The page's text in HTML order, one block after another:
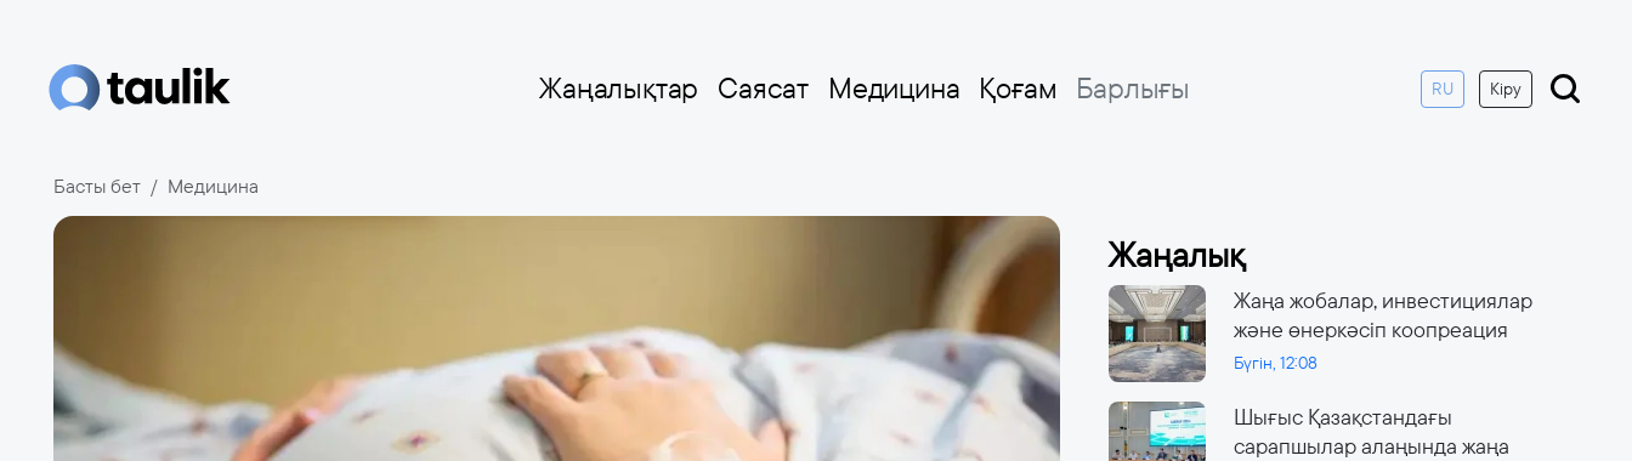
Жаңалықтар Саясат Медицина Қоғам Барлығы RU Кіру
Басты бет Медицина
Жаңалық
Жаңа жобалар, инвестициялар
және өнеркәсіп коопреация
Бүгін, 12:08
Шығыс Қазақстандағы
сарапшылар алаңында жаңа